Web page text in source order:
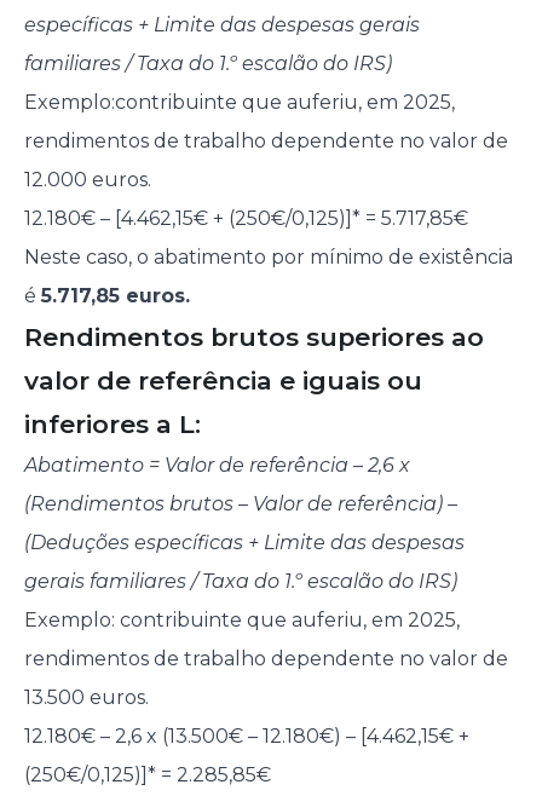
específicas + Limite das despesas gerais
familiares / Taxa do 1.º escalão do IRS)
Exemplo:contribuinte que auferiu, em 2025,
rendimentos de trabalho dependente no valor de
12.000 euros.
12.180€ – [4.462,15€ + (250€/0,125)]* = 5.717,85€
Neste caso, o abatimento por mínimo de existência
é5.717,85 euros.
Rendimentos brutos superiores ao
valor de referência e iguais ou
inferiores a L:
Abatimento = Valor de referência – 2,6 x
(Rendimentos brutos – Valor de referência) –
(Deduções específicas + Limite das despesas
gerais familiares / Taxa do 1.º escalão do IRS)
Exemplo: contribuinte que auferiu, em 2025,
rendimentos de trabalho dependente no valor de
13.500 euros.
12.180€ – 2,6 x (13.500€ – 12.180€) – [4.462,15€ +
(250€/0,125)]* = 2.285,85€